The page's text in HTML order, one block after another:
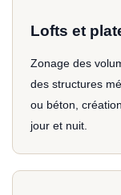
Lofts et
Zonage des
des structures
ou béton,
jour et nuit.